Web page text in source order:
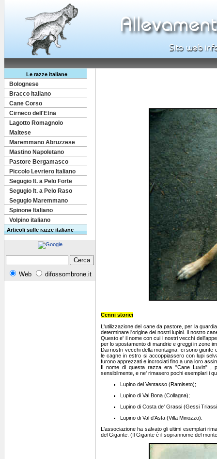
Le razze italiane
Bolognese
Bracco Italiano
Cane Corso
Cirneco dell'Etna
Lagotto Romagnolo
Maltese
Maremmano Abruzzese
Mastino Napoletano
Pastore Bergamasco
Piccolo Levriero Italiano
Segugio It. a Pelo Forte
Segugio It. a Pelo Raso
Segugio Maremmano
Spinone Italiano
Volpino italiano
Articoli sulle razze italiane
Web difossombrone.it
Cenni storici
L'utilizzazione del cane da pastore, per la
determinare l'origine dei nostri lupini. Il nostro
Questo e' il nome con cui i nostri vecchi
per lo spostamento di mandrie e greggi in zone
Dai nostri vecchi della montagna, ci sono
le cagne in estro si accoppiassero con lupi
furono apprezzati e incrociati fino a una loro
Il nome di questa razza era "Cane Luvin" ,
sensibilmente, e ne' rimasero pochi esemplari i
Lupino del Ventasso (Ramiseto);
Lupino di Val Bona (Collagna);
Lupino di Costa de' Grassi (Gessi
Lupino di Val d'Asta (Villa Minozzo).
L'associazione ha salvato gli ultimi esemplari
del Gigante. (Il Gigante è il soprannome del